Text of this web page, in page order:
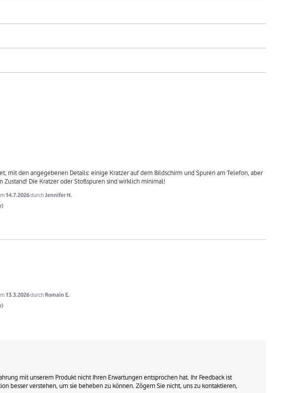
mit den angegebenen Details: einige Kratzer auf dem Bildschirm und Spuren am Telefon, aber
Die Kratzer oder Stoßspuren sind wirklich minimal!
14.7.2026durchJennifer H.
13.3.2026durch Romain E.
mit unserem Produkt nicht Ihren Erwartungen entsprochen hat. Ihr Feedback ist
besser verstehen, um sie beheben zu können. Zögern Sie nicht, uns zu kontaktieren,